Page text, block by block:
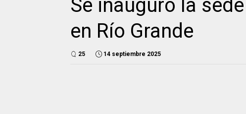
Se inauguró la
en Río Grande
25 14 septiembre 2025